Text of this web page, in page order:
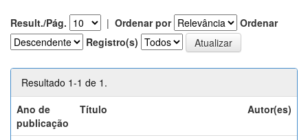
Result./Pág. | Ordenar por
Ordenar
Registro(s)
Resultado 1-1 de 1.
Ano de
publicação
Título Autor(es)